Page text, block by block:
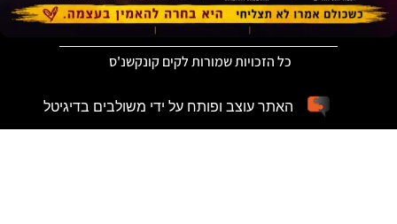
כל הזכויות שמורות לקים קונקשנ'ס
האתר עוצב ופותח על ידי משולבים בדיגיטל